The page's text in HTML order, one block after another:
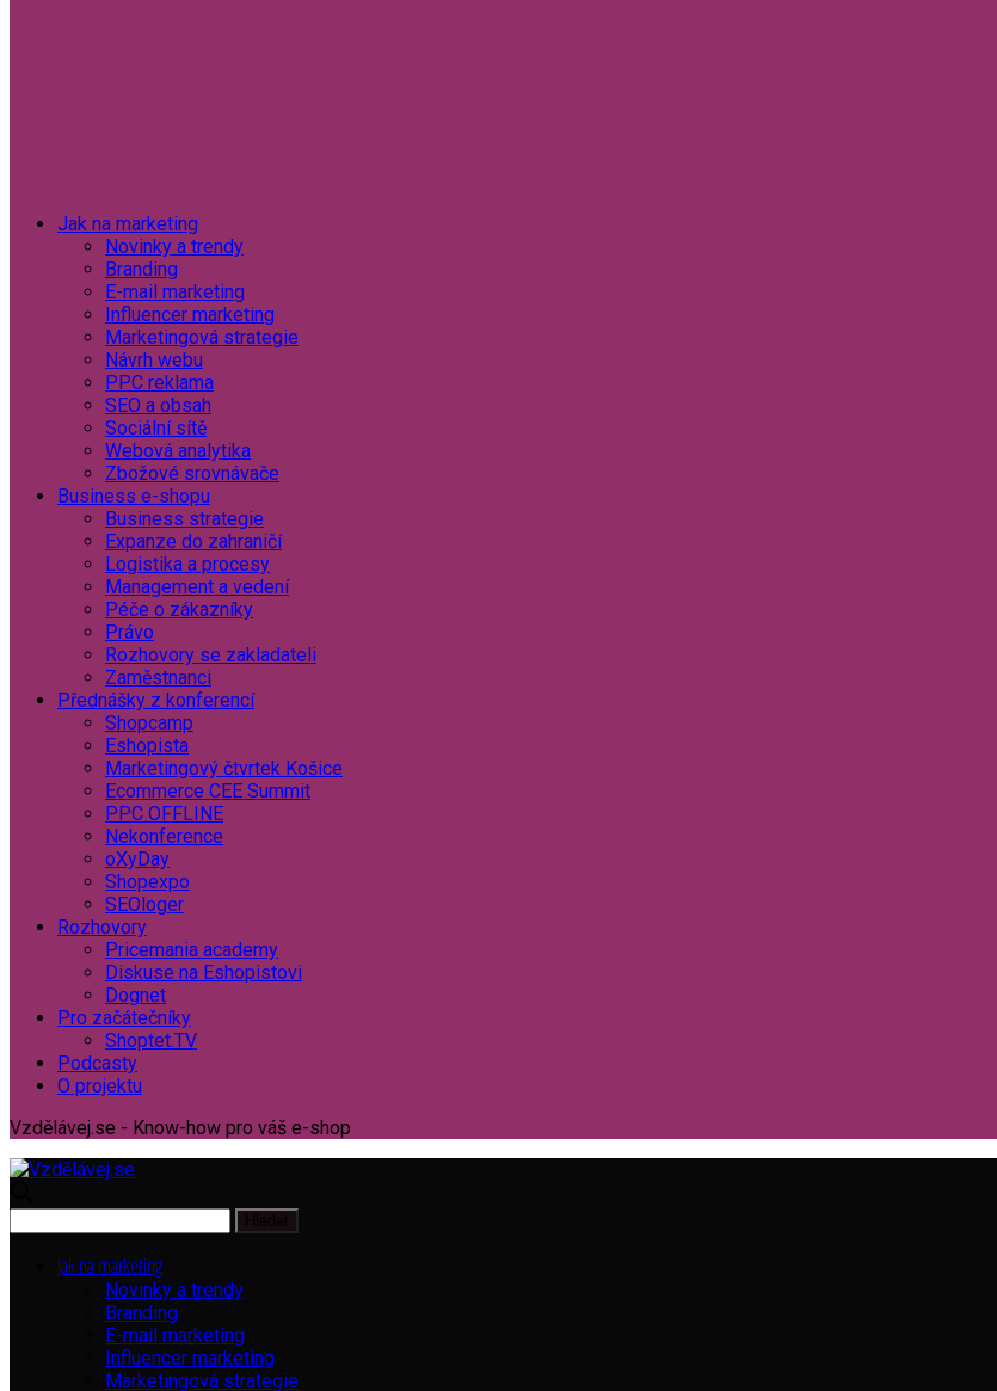
Jak na marketing
Novinky a trendy
Branding
E-mail marketing
Influencer marketing
Marketingová strategie
Návrh webu
PPC reklama
SEO a obsah
Sociální sítě
Webová analytika
Zbožové srovnávače
Business e-shopu
Business strategie
Expanze do zahraničí
Logistika a procesy
Management a vedení
Péče o zákazníky
Právo
Rozhovory se zakladateli
Zaměstnanci
Přednášky z konferencí
Shopcamp
Eshopista
Marketingový čtvrtek Košice
Ecommerce CEE Summit
PPC OFFLINE
Nekonference
oXyDay
Shopexpo
SEOloger
Rozhovory
Pricemania academy
Diskuse na Eshopistovi
Dognet
Pro začátečníky
Shoptet.TV
Podcasty
O projektu
Vzdělávej.se - Know-how pro váš e-shop
Jak na marketing
Novinky a trendy
Branding
E-mail marketing
Influencer marketing
Marketingová strategie